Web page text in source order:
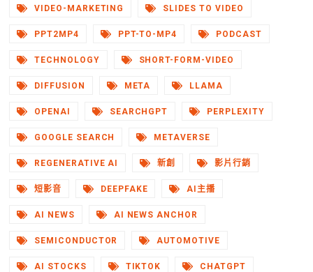
VIDEO-MARKETING SLIDES TO VIDEO
PPT2MP4 PPT-TO-MP4 PODCAST
TECHNOLOGY SHORT-FORM-VIDEO
DIFFUSION META LLAMA
OPENAI SEARCHGPT PERPLEXITY
GOOGLE SEARCH METAVERSE
REGENERATIVE AI 新創 影片行銷
短影音 DEEPFAKE AI主播
AI NEWS AI NEWS ANCHOR
SEMICONDUCTOR AUTOMOTIVE
AI STOCKS TIKTOK CHATGPT